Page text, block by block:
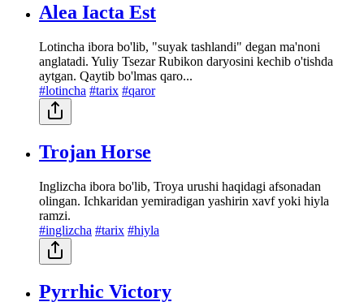
Alea Iacta Est
Lotincha ibora bo'lib, "suyak tashlandi" degan ma'noni
anglatadi. Yuliy Tsezar Rubikon daryosini kechib o'tishda
aytgan. Qaytib bo'lmas qaro...
#lotincha #tarix #qaror
Trojan Horse
Inglizcha ibora bo'lib, Troya urushi haqidagi afsonadan
olingan. Ichkaridan yemiradigan yashirin xavf yoki hiyla
ramzi.
#inglizcha #tarix #hiyla
Pyrrhic Victory